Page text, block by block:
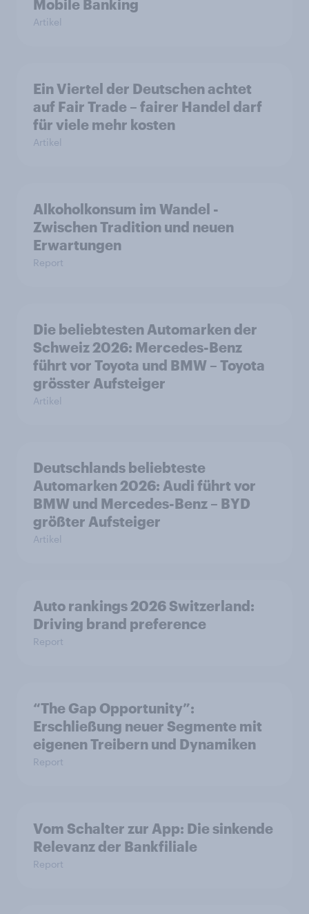
Mobile Banking
Artikel
Ein Viertel der Deutschen achtet
auf Fair Trade – fairer Handel darf
für viele mehr kosten
Artikel
Alkoholkonsum im Wandel​ -
Zwischen Tradition und neuen
Erwartungen
Report
Die beliebtesten Automarken der
Schweiz 2026: Mercedes-Benz
führt vor Toyota und BMW – Toyota
grösster Aufsteiger
Artikel
Deutschlands beliebteste
Automarken 2026: Audi führt vor
BMW und Mercedes-Benz – BYD
größter Aufsteiger
Artikel
Auto rankings 2026 Switzerland:
Driving brand preference
Report
“The Gap Opportunity”:
Erschließung neuer Segmente mit
eigenen Treibern und Dynamiken
Report
Vom Schalter zur App: Die sinkende
Relevanz der Bankfiliale
Report